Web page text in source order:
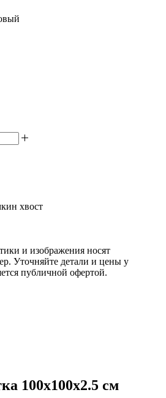
хвост
и изображения носят
Уточняйте детали и цены у
публичной офертой.
100х100х2.5 см